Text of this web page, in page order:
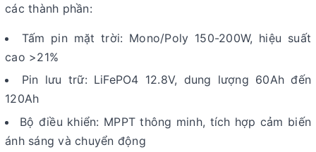
các thành phần:
Tấm pin mặt trời: Mono/Poly 150-200W, hiệu suất
cao >21%
Pin lưu trữ: LiFePO4 12.8V, dung lượng 60Ah đến
120Ah
Bộ điều khiển: MPPT thông minh, tích hợp cảm biến
ánh sáng và chuyển động